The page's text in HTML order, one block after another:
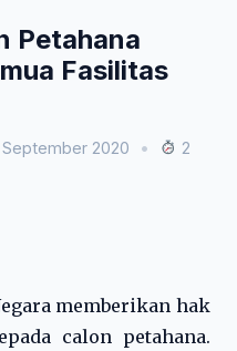
Petahana
Fasilitas
September 2020 •
2
memberikan hak
calon petahana.